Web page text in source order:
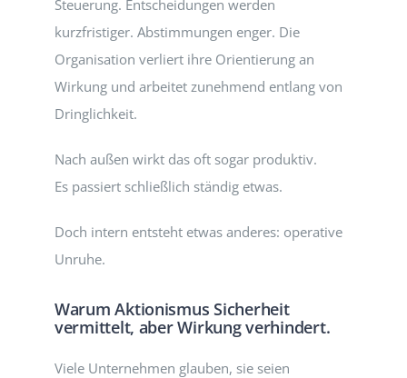
Steuerung. Entscheidungen werden
kurzfristiger. Abstimmungen enger. Die
Organisation verliert ihre Orientierung an
Wirkung und arbeitet zunehmend entlang von
Dringlichkeit.
Nach außen wirkt das oft sogar produktiv.
Es passiert schließlich ständig etwas.
Doch intern entsteht etwas anderes: operative
Unruhe.
Warum Aktionismus Sicherheit
vermittelt, aber Wirkung verhindert.
Viele Unternehmen glauben, sie seien